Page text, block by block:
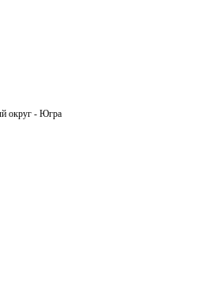
округ - Югра